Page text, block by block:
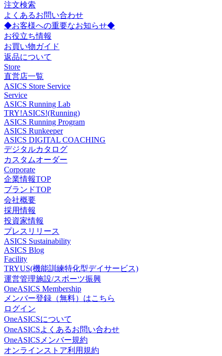
注文検索
よくあるお問い合わせ
◆お客様への重要なお知らせ◆
お役立ち情報
お買い物ガイド
返品について
Store
直営店一覧
ASICS Store Service
Service
ASICS Running Lab
TRY!ASICS!(Running)
ASICS Running Program
ASICS Runkeeper
ASICS DIGITAL COACHING
デジタルカタログ
カスタムオーダー
Corporate
企業情報TOP
ブランドTOP
会社概要
採用情報
投資家情報
プレスリリース
ASICS Sustainability
ASICS Blog
Facility
TRYUS(機能訓練特化型デイサービス)
運営管理施設/スポーツ振興
OneASICS Membership
メンバー登録（無料）はこちら
ログイン
OneASICSについて
OneASICSよくあるお問い合わせ
OneASICSメンバー規約
オンラインストア利用規約